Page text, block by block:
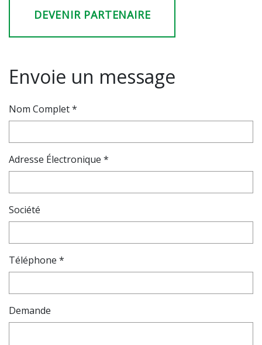
DEVENIR PARTENAIRE
Envoie un message
Nom Complet *
Adresse Électronique *
Société
Téléphone *
Demande